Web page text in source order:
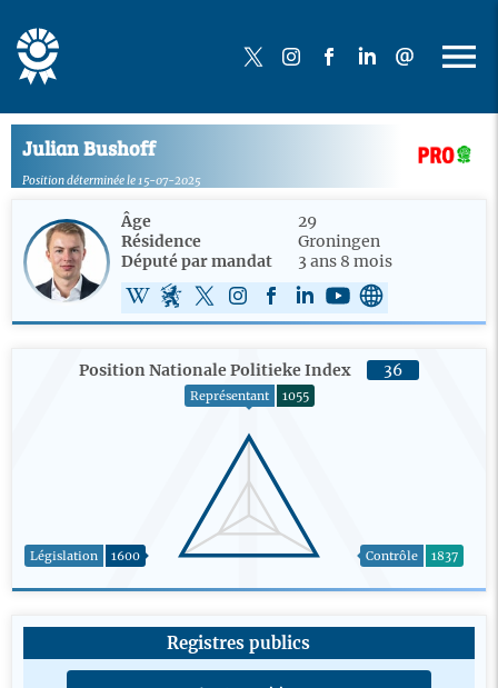
Julian Bushoff
Position déterminée le 15-07-2025
Âge
29
Résidence
Groningen
Député par mandat
3 ans 8 mois
Position Nationale Politieke Index 36
Législation 1600
Représentant 1055
Contrôle 1837
Registres publics